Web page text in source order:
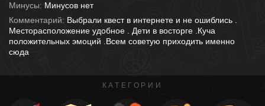
Минусы: Минусов нет
Комментарий: Выбрали квест в интернете и не ошиблись .
Месторасположение удобное . Дети в восторге .Куча
положительных эмоций .Всем советую приходить именно
сюда
КАТЕГОРИИ